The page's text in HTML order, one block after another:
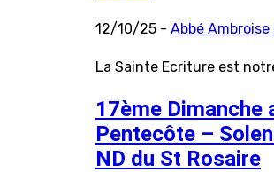
12/10/25 - Abbé Ambroise
La Sainte Ecriture est
17ème Dimanche
Pentecôte –
ND du St Rosaire